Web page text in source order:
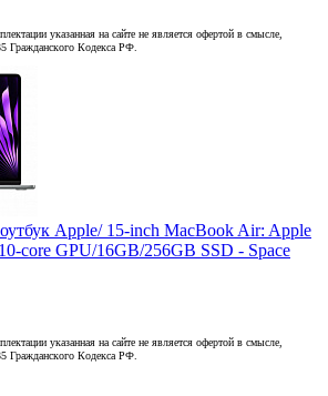
указанная на сайте не является офертой в смысле,
Гражданского Кодекса РФ.
Apple/ 15-inch MacBook Air: Apple
core GPU/16GB/256GB SSD - Space
указанная на сайте не является офертой в смысле,
Гражданского Кодекса РФ.